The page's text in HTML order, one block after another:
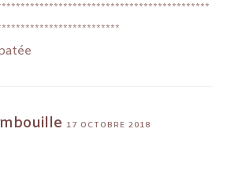
17 OCTOBRE 2018